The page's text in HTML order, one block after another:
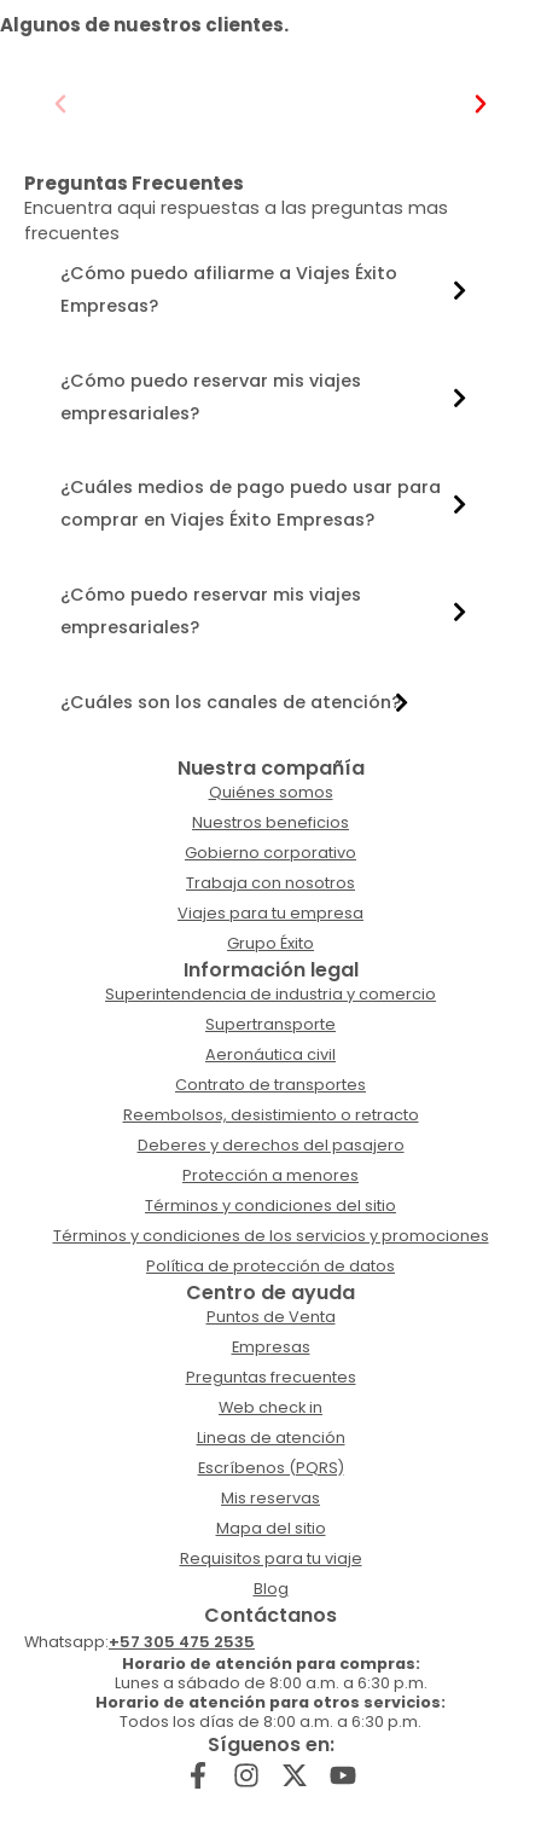
Algunos de nuestros clientes.
Preguntas Frecuentes
Encuentra aqui respuestas a las preguntas mas
frecuentes
¿Cómo puedo afiliarme a Viajes Éxito
Empresas?
¿Cómo puedo reservar mis viajes
empresariales?
¿Cuáles medios de pago puedo usar para
comprar en Viajes Éxito Empresas?
¿Cómo puedo reservar mis viajes
empresariales?
¿Cuáles son los canales de atención?
Nuestra compañía
Quiénes somos
Nuestros beneficios
Gobierno corporativo
Trabaja con nosotros
Viajes para tu empresa
Grupo Éxito
Información legal
Superintendencia de industria y comercio
Supertransporte
Aeronáutica civil
Contrato de transportes
Reembolsos, desistimiento o retracto
Deberes y derechos del pasajero
Protección a menores
Términos y condiciones del sitio
Términos y condiciones de los servicios y promociones
Política de protección de datos
Centro de ayuda
Puntos de Venta
Empresas
Preguntas frecuentes
Web check in
Lineas de atención
Escríbenos (PQRS)
Mis reservas
Mapa del sitio
Requisitos para tu viaje
Blog
Contáctanos
Whatsapp:+57 305 475 2535
Horario de atención para compras:
Lunes a sábado de 8:00 a.m. a 6:30 p.m.
Horario de atención para otros servicios:
Todos los días de 8:00 a.m. a 6:30 p.m.
Síguenos en: